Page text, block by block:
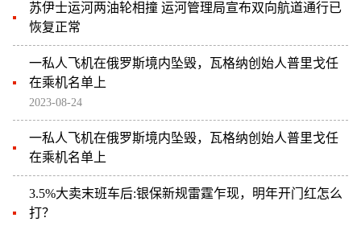
苏伊士运河两油轮相撞 运河管理局宣布双向航道通行已
恢复正常
一私人飞机在俄罗斯境内坠毁，瓦格纳创始人普里戈任
在乘机名单上
2023-08-24
一私人飞机在俄罗斯境内坠毁，瓦格纳创始人普里戈任
在乘机名单上
3.5%大卖末班车后:银保新规雷霆乍现，明年开门红怎么
打？